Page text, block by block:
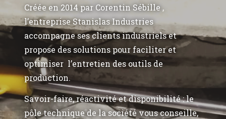
Créée en 2014 par Corentin Sébille ,
l’entreprise Stanislas Industries
accompagne ses clients industriels et
propose des solutions pour faciliter et
optimiser l’entretien des outils de
production.
Savoir-faire, réactivité et disponibilité : le
pôle technique de la société vous conseille,